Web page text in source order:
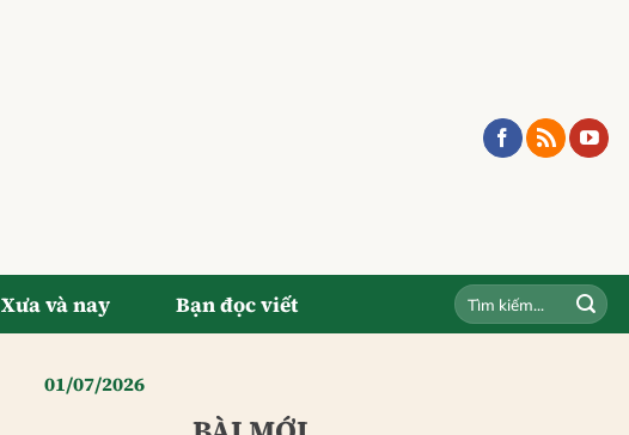
Xưa và nay Bạn đọc viết
01/07/2026